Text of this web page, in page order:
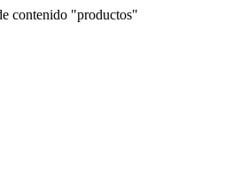
contenido "productos"